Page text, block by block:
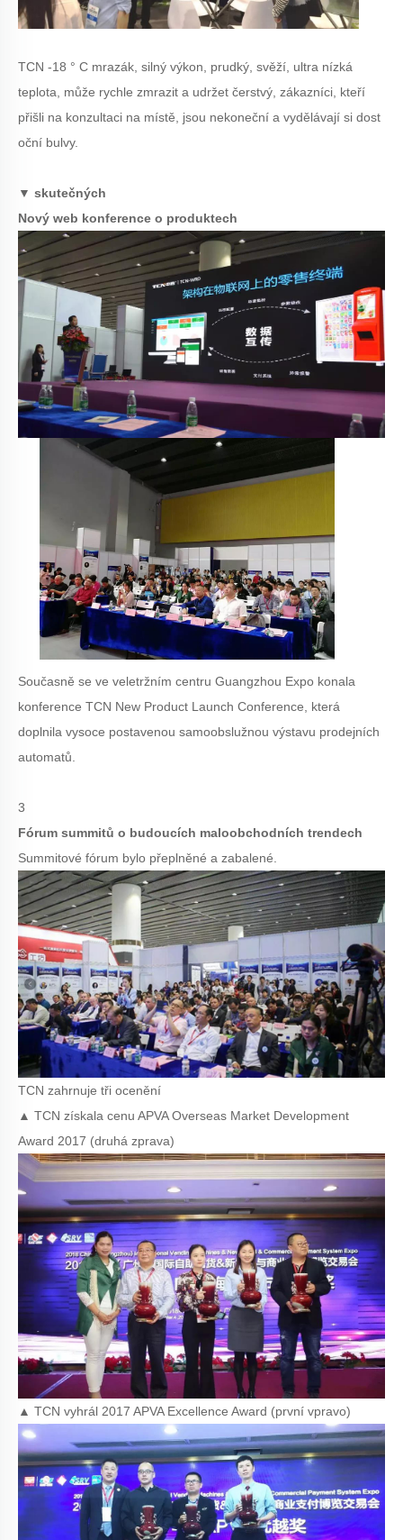
TCN -18 ° C mrazák, silný výkon, prudký, svěží, ultra nízká
teplota, může rychle zmrazit a udržet čerstvý, zákazníci, kteří
přišli na konzultaci na místě, jsou nekoneční a vydělávají si dost
oční bulvy.
▼ skutečných
Nový web konference o produktech
Současně se ve veletržním centru Guangzhou Expo konala
konference TCN New Product Launch Conference, která
doplnila vysoce postavenou samoobslužnou výstavu prodejních
automatů.
3
Fórum summitů o budoucích maloobchodních trendech
Summitové fórum bylo přeplněné a zabalené.
TCN zahrnuje tři ocenění
▲ TCN získala cenu APVA Overseas Market Development
Award 2017 (druhá zprava)
▲ TCN vyhrál 2017 APVA Excellence Award (první vpravo)